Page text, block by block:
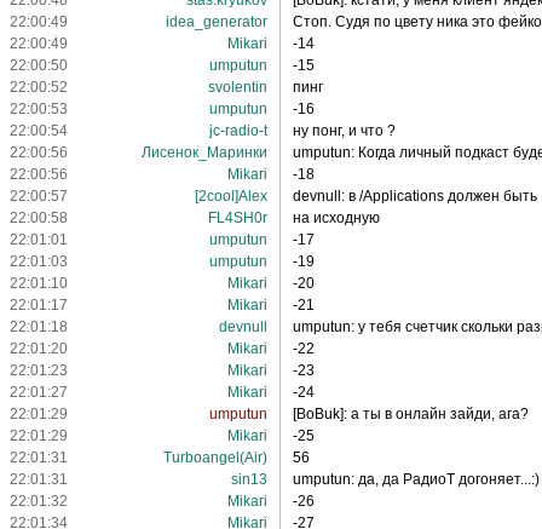
22:00:49
idea_generator
Стоп. Судя по цвету ника это
22:00:49
Mikari
-14
22:00:50
umрutun
-15
22:00:52
svolentin
пинг
22:00:53
umрutun
-16
22:00:54
jc-radio-t
ну понг, и что ?
22:00:56
Лисенок_Маринки
umputun: Когда личный подкаст
22:00:56
Mikari
-18
22:00:57
[2cool]Alex
devnull: в /Applications должен быть
22:00:58
FL4SH0r
на исходную
22:01:01
umрutun
-17
22:01:03
umрutun
-19
22:01:10
Mikari
-20
22:01:17
Mikari
-21
22:01:18
devnull
umрutun: у тебя счетчик скольки
22:01:20
Mikari
-22
22:01:23
Mikari
-23
22:01:27
Mikari
-24
22:01:29
umputun
[BoBuk]: a ты в онлайн зайди, ага?
22:01:29
Mikari
-25
22:01:31
Turboangel(Air)
56
22:01:31
sin13
umputun: да, да РадиоТ догоняет...:)
22:01:32
Mikari
-26
22:01:34
Mikari
-27